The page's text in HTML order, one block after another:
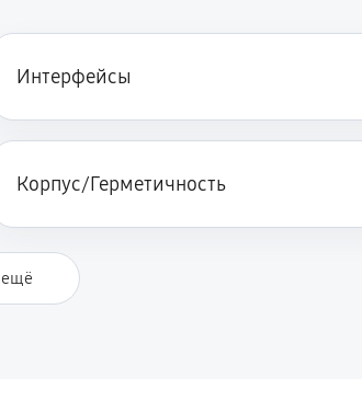
Интерфейсы
Корпус/Герметичность
ещё